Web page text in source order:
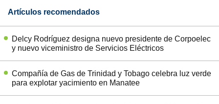
Artículos recomendados
Delcy Rodríguez designa nuevo presidente de Corpoelec
y nuevo viceministro de Servicios Eléctricos
Compañía de Gas de Trinidad y Tobago celebra luz verde
para explotar yacimiento en Manatee